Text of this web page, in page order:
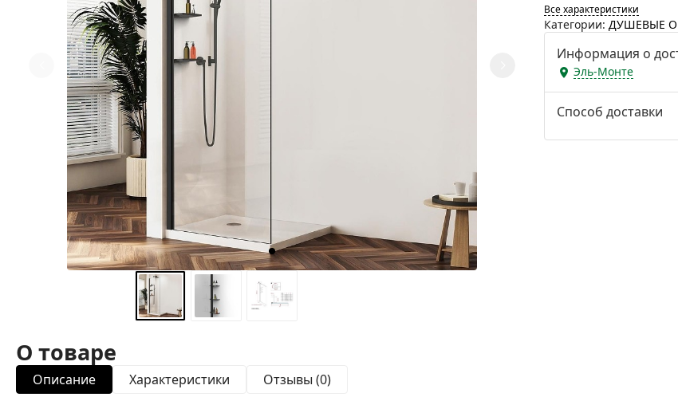
Все характеристики
Категории: ДУШЕВЫЕ
Информация о
Эль-Монте
Способ доставки
О товаре
Описание Характеристики Отзывы (0)